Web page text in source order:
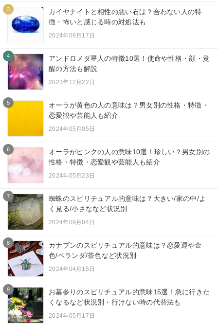
3
カイヤナイトと相性の悪い石は？合わない人の特
徴・怖いと感じる時の対処法も
2024年09月17日
4
アンドロメダ星人の特徴10選！使命や性格・顔・覚
醒の方法も解説
2023年12月22日
5
オーラが黄色の人の意味は？男女別の性格・特徴・
恋愛観や芸能人も紹介
2024年05月05日
6
オーラがピンクの人の意味10選！珍しい？男女別の
性格・特徴・恋愛観や芸能人も紹介
2024年05月23日
7
蜘蛛のスピリチュアル的意味は？大きい/家の中/よ
く見る/小さななど状況別
2024年09月04日
8
カナブンのスピリチュアル的意味は？恋愛運や金
色/ベランダ/茶色など状況別
2024年04月15日
9
お墓参りのスピリチュアル的意味15選！急に行きた
くなるなど状況別・行けない時の代替法も
2024年05月17日